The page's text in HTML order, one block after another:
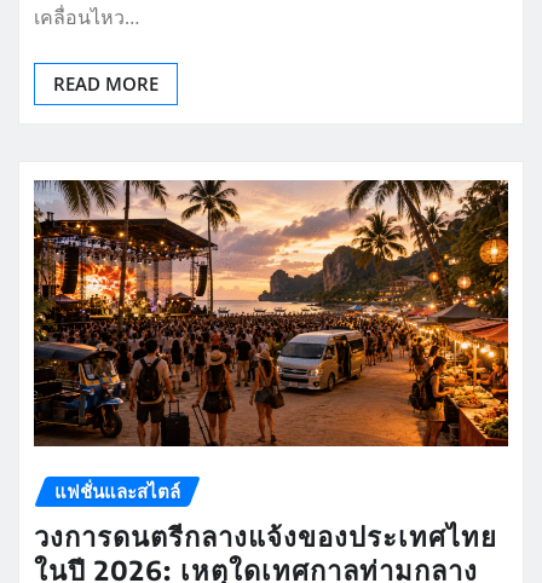
เคลื่อนไหว…
READ MORE
แฟชั่นและสไตล์
วงการดนตรีกลางแจ้งของประเทศไทย
ในปี 2026: เหตุใดเทศกาลท่ามกลาง